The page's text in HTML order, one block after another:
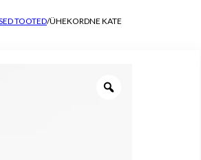
TOOTED/ÜHEKORDNE KATE